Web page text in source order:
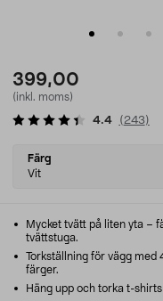
399,00
(inkl. moms)
4.4 ( 243)
Select
variant
Färg
Vit
Mycket tvätt på liten yta –
tvättstuga.
Torkställning för vägg med
färger.
Häng upp och torka t-